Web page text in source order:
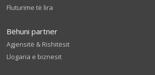
Fluturime të lira
Bëhuni partner
Agjensitë & Rishitësit
Llogaria e biznesit